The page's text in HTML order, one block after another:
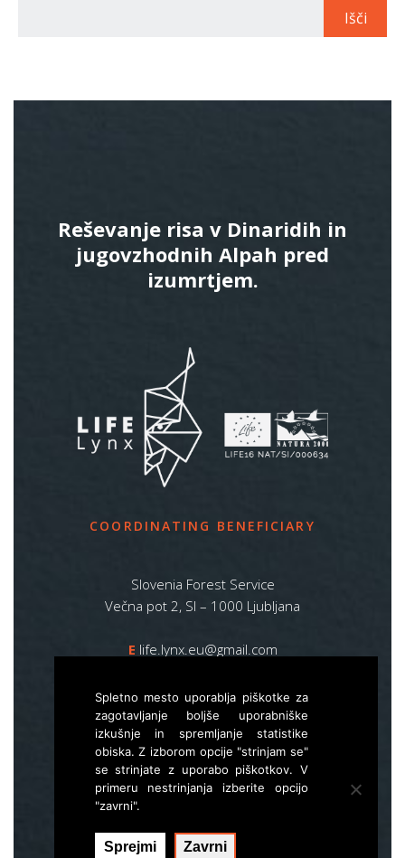
Reševanje risa v Dinaridih in
jugovzhodnih Alpah pred
izumrtjem.
COORDINATING BENEFICIARY
Slovenia Forest Service
Večna pot 2, SI – 1000 Ljubljana
E life.lynx.eu@gmail.com
Sitemap
Spletno mesto uporablja piškotke za
zagotavljanje boljše uporabniške
izkušnje in spremljanje statistike
obiska. Z izborom opcije "strinjam se"
se strinjate z uporabo piškotkov. V
primeru nestrinjanja izberite opcijo
"zavrni".
Sprejmi Zavrni